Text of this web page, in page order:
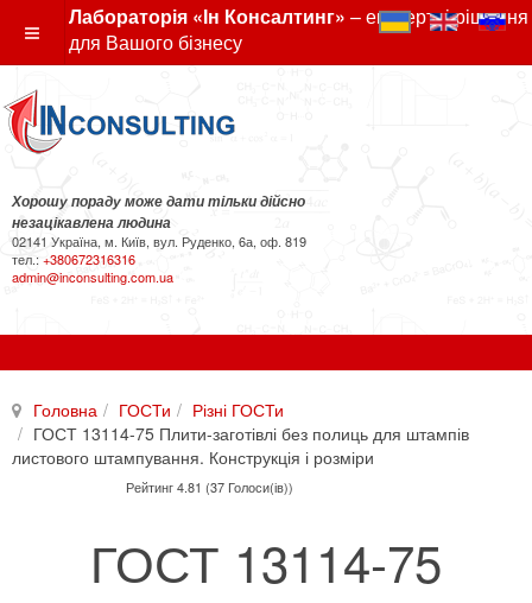
Лабораторія «Ін Консалтинг» – експертні рішення
для Вашого бізнесу
Хорошу пораду може дати тільки дійсно
незацікавлена людина
02141 Україна, м. Київ, вул. Руденко, 6а, оф. 819
тел.: +380672316316
admin@inconsulting.com.ua
Головна ГОСТи
Різні ГОСТи
ГОСТ 13114-75 Плити-заготівлі без полиць для штампів
листового штампування. Конструкція і розміри
Рейтинг 4.81 (37 Голоси(ів))
ГОСТ 13114-75